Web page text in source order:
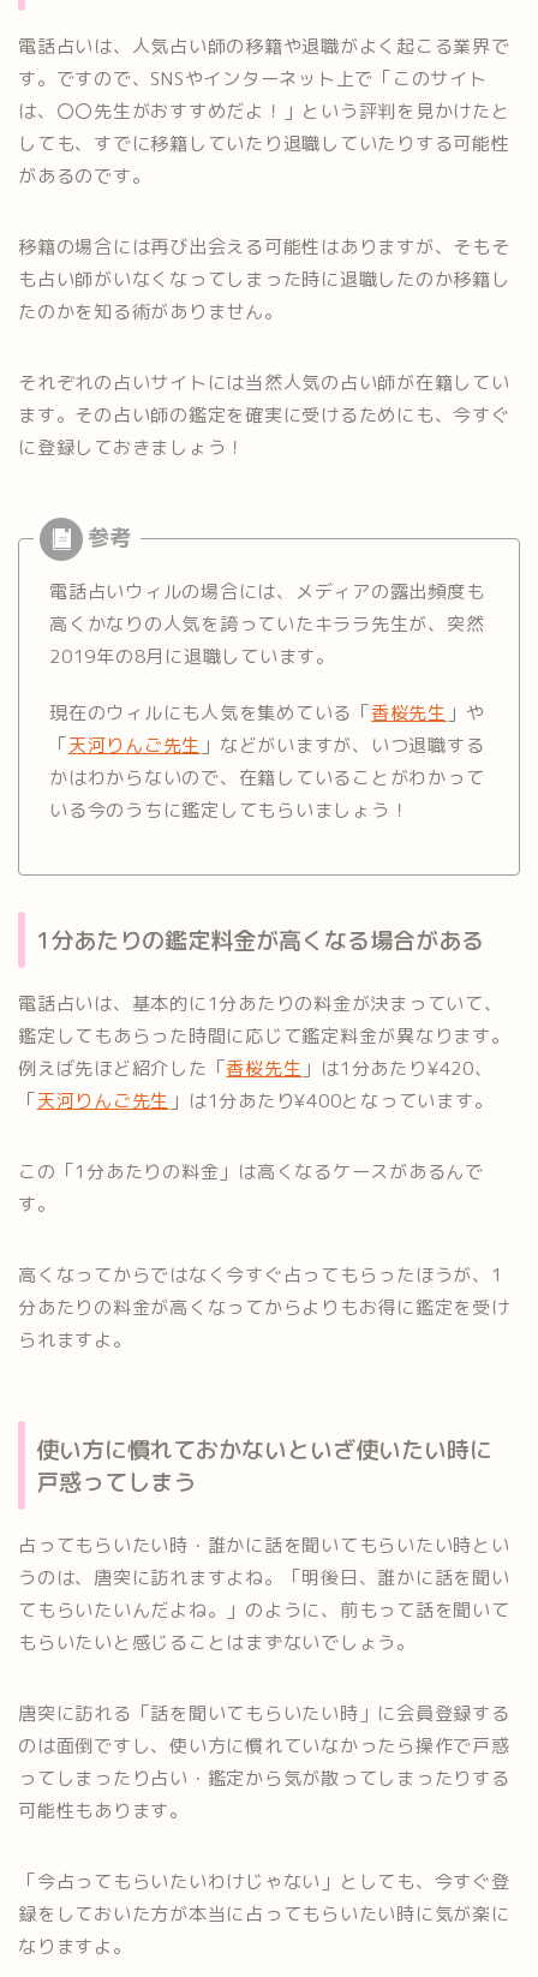
電話占いは、人気占い師の移籍や退職がよく起こる業界で
す。ですので、SNSやインターネット上で「このサイト
は、〇〇先生がおすすめだよ！」という評判を見かけたと
しても、すでに移籍していたり退職していたりする可能性
があるのです。
移籍の場合には再び出会える可能性はありますが、そもそ
も占い師がいなくなってしまった時に退職したのか移籍し
たのかを知る術がありません。
それぞれの占いサイトには当然人気の占い師が在籍してい
ます。その占い師の鑑定を確実に受けるためにも、今すぐ
に登録しておきましょう！
電話占いウィルの場合には、メディアの露出頻度も
高くかなりの人気を誇っていたキララ先生が、突然
2019年の8月に退職しています。
現在のウィルにも人気を集めている「香桜先生 」や
「天河りんご先生 」などがいますが、いつ退職する
かはわからないので、在籍していることがわかって
いる今のうちに鑑定してもらいましょう！
1分あたりの鑑定料金が高くなる場合がある
電話占いは、基本的に1分あたりの料金が決まっていて、
鑑定してもあらった時間に応じて鑑定料金が異なります。
例えば先ほど紹介した「香桜先生 」は1分あたり¥420、
「天河りんご先生 」は1分あたり¥400となっています。
この「1分あたりの料金」は高くなるケースがあるんで
す。
高くなってからではなく今すぐ占ってもらったほうが、1
分あたりの料金が高くなってからよりもお得に鑑定を受け
られますよ。
使い方に慣れておかないといざ使いたい時に
戸惑ってしまう
占ってもらいたい時・誰かに話を聞いてもらいたい時とい
うのは、唐突に訪れますよね。「明後日、誰かに話を聞い
てもらいたいんだよね。」のように、前もって話を聞いて
もらいたいと感じることはまずないでしょう。
唐突に訪れる「話を聞いてもらいたい時」に会員登録する
のは面倒ですし、使い方に慣れていなかったら操作で戸惑
ってしまったり占い・鑑定から気が散ってしまったりする
可能性もあります。
「今占ってもらいたいわけじゃない」としても、今すぐ登
録をしておいた方が本当に占ってもらいたい時に気が楽に
なりますよ。